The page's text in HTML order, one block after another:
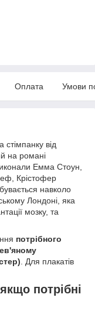
Оплата Умови
стімпанку від
на романі
Емма Стоун,
Крістофер
навколо
Лондоні, яка
мозку, та
потрібного
. Для плакатів
потрібні